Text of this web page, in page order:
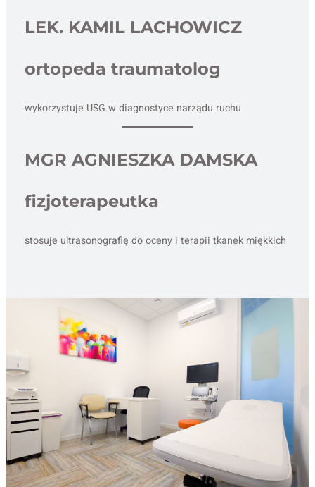
LEK. KAMIL LACHOWICZ
ortopeda traumatolog
wykorzystuje USG w diagnostyce narządu ruchu
MGR AGNIESZKA DAMSKA
fizjoterapeutka
stosuje ultrasonografię do oceny i terapii tkanek miękkich